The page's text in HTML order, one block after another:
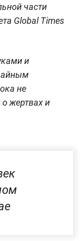
части
Global Times
и
не
жертвах и